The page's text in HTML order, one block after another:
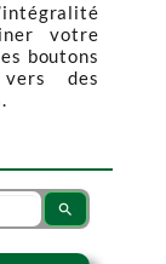
votre
boutons
des
search